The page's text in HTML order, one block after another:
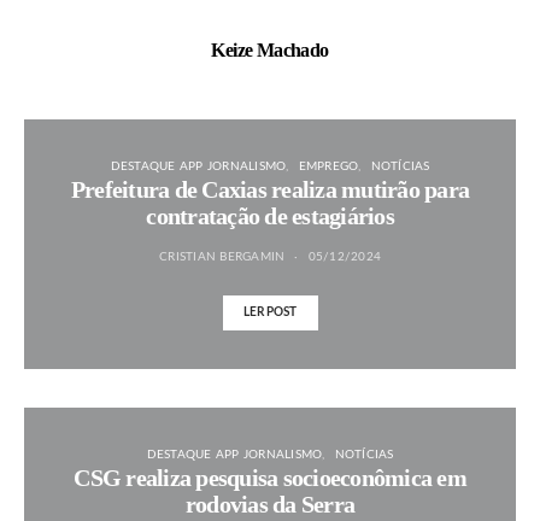
Keize Machado
DESTAQUE APP JORNALISMO EMPREGO NOTÍCIAS
Prefeitura de Caxias realiza mutirão para
contratação de estagiários
CRISTIAN BERGAMIN 05/12/2024
LER POST
DESTAQUE APP JORNALISMO NOTÍCIAS
CSG realiza pesquisa socioeconômica em
rodovias da Serra